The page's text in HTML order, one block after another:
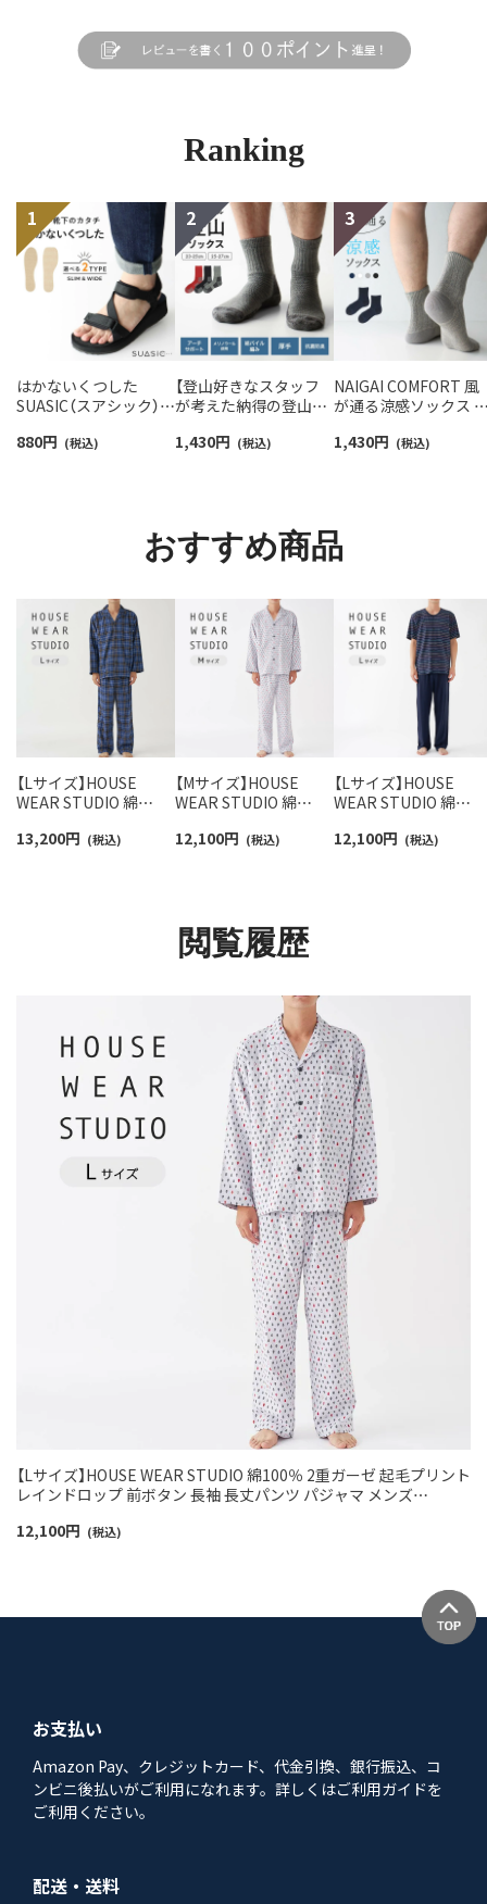
Ranking
はかないくつした
SUASIC（スアシック）
抗菌防臭 ソックス メン
880円 (税込)
【登山好きなスタッフ
が考えた納得の登山用
リノウール混 クルー丈
1,430円 (税込)
NAIGAI COMFORT 風
が通る涼感ソックス
ソフト口ゴム ショー
1,430円 (税込)
おすすめ商品
【Lサイズ】HOUSE
WEAR STUDIO 綿
ンボーンチェック 前ボ
13,200円 (税込)
【Mサイズ】HOUSE
WEAR STUDIO 綿
プリント レインドロッ
12,100円 (税込)
【Lサイズ】HOUSE
WEAR STUDIO 綿
ポワールボーダー 前
12,100円 (税込)
閲覧履歴
【Lサイズ】HOUSE WEAR STUDIO 綿100％ 2重ガーゼ 起毛プリント
レインドロップ 前ボタン 長袖 長丈パンツ パジャマ メンズ
12,100円 (税込)
お支払い
Amazon Pay、クレジットカード、代金引換、銀行振込、コ
ンビニ後払いがご利用になれます。詳しくはご利用ガイドを
ご利用ください。
配送・送料